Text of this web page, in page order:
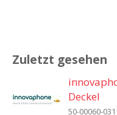
Zuletzt gesehen
Deckel
50-00060-031